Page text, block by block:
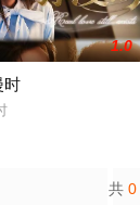
1.0
时
共 0